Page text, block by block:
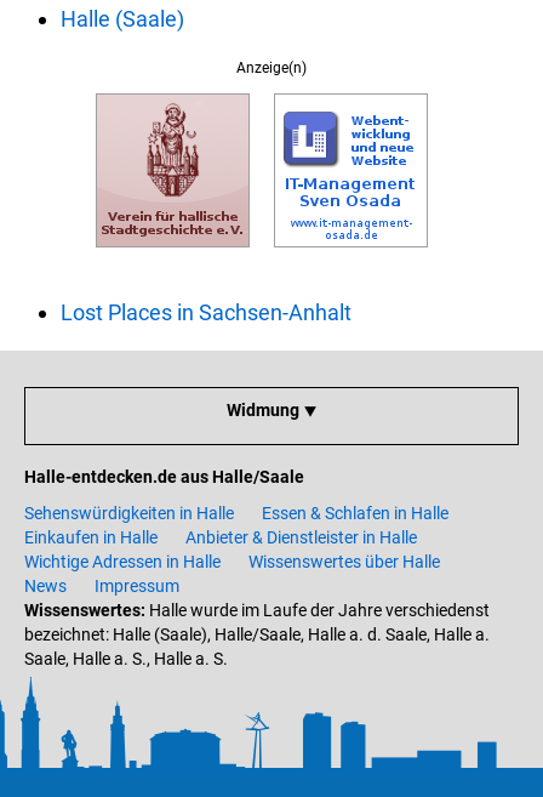
Halle (Saale)
Anzeige(n)
Lost Places in Sachsen-Anhalt
Widmung ⯆
Halle-entdecken.de aus Halle/Saale
Sehenswürdigkeiten in Halle
Essen & Schlafen in Halle
Einkaufen in Halle
Anbieter & Dienstleister in Halle
Wichtige Adressen in Halle
Wissenswertes über Halle
News
Impressum
Wissenswertes: Halle wurde im Laufe der Jahre verschiedenst
bezeichnet: Halle (Saale), Halle/Saale, Halle a. d. Saale, Halle a.
Saale, Halle a. S., Halle a. S.